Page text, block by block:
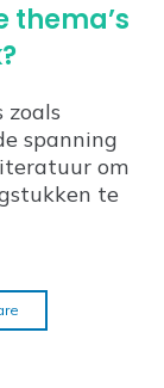
zoals
spanning
om
te